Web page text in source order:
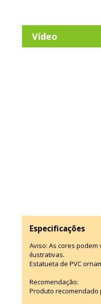
Vídeo
Especificações
Aviso: As cores
ilustrativas.
Estatueta de PVC
Recomendação:
Produto recomendado